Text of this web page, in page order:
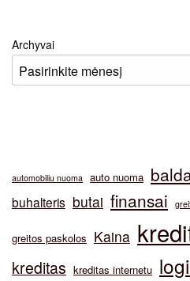
Archyvai
automobiliu nuoma auto nuoma
buhalteris butai finansai
greitos paskolos Kaina
kreditas kreditas internetu